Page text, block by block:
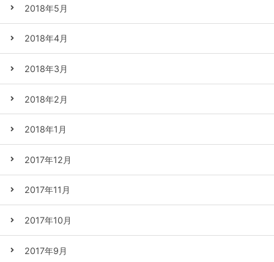
2018年5月
2018年4月
2018年3月
2018年2月
2018年1月
2017年12月
2017年11月
2017年10月
2017年9月